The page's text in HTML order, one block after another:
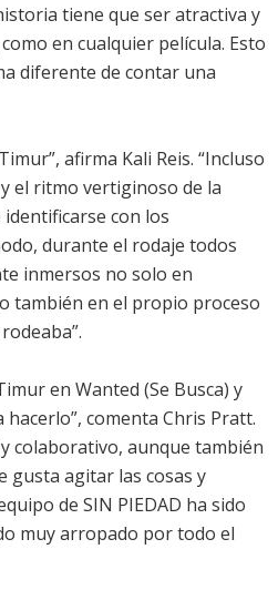
tiene que ser atractiva y
en cualquier película. Esto
diferente de contar una
afirma Kali Reis. “Incluso
el ritmo vertiginoso de la
con los
durante el rodaje todos
inmersos no solo en
también en el propio proceso
en Wanted (Se Busca) y
comenta Chris Pratt.
colaborativo, aunque también
gusta agitar las cosas y
de SIN PIEDAD ha sido
muy arropado por todo el